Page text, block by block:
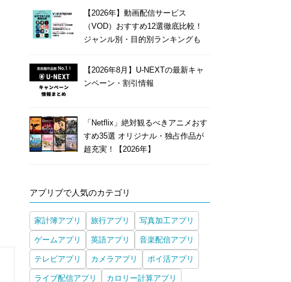
【2026年】動画配信サービス
（VOD）おすすめ12選徹底比較！
ジャンル別・目的別ランキングも
【2026年8月】U-NEXTの最新キャ
ンペーン・割引情報
「Netflix」絶対観るべきアニメおす
すめ35選 オリジナル・独占作品が
超充実！【2026年】
アプリブで人気のカテゴリ
家計簿アプリ 旅行アプリ 写真加工アプリ
ゲームアプリ 英語アプリ 音楽配信アプリ
テレビアプリ カメラアプリ ポイ活アプリ
ライブ配信アプリ カロリー計算アプリ